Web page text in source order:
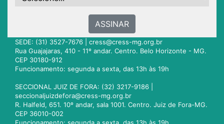
ASSINAR
SEDE: (31) 3527-7676 | cress@cress-mg.org.br
Rua Guajajaras, 410 - 11º andar. Centro. Belo Horizonte - MG.
CEP 30180-912
Funcionamento: segunda a sexta, das 13h às 19h
SECCIONAL JUIZ DE FORA: (32) 3217-9186 |
seccionaljuizdefora@cress-mg.org.br
R. Halfeld, 651. 10º andar, sala 1001. Centro. Juiz de Fora-MG.
CEP 36010-002